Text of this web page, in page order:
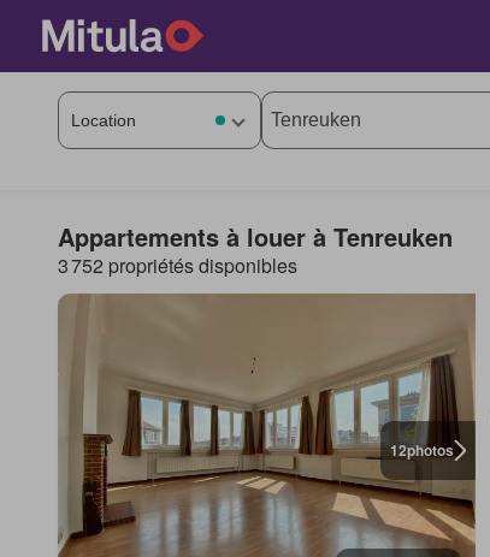
Appartements à louer à Tenreuken
3 752 propriétés disponibles
12photos